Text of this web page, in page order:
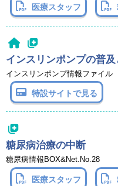
医療スタッフ
インスリンポンプの普
インスリンポンプ情報ファイル
特設サイトで見る
糖尿病治療の中断
糖尿病情報BOX&Net.No.28
医療スタッフ